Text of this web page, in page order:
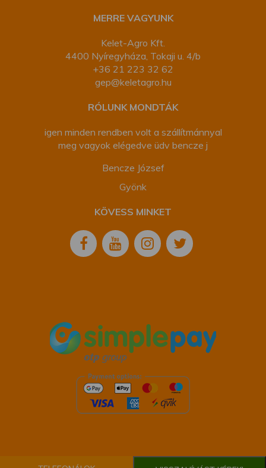
MERRE VAGYUNK
Kelet-Agro Kft.
4400 Nyíregyháza, Tokaji u. 4/b
+36 21 223 32 62
gep@keletagro.hu
RÓLUNK MONDTÁK
igen minden rendben volt a szállítmánnyal
meg vagyok elégedve üdv bencze j
Bencze József
Gyönk
KÖVESS MINKET